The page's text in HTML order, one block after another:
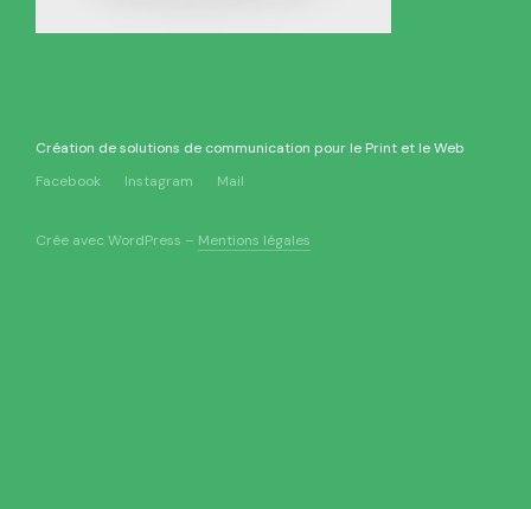
Création de solutions de communication pour le Print et le Web
Facebook
Instagram Mail
Crée avec WordPress – Mentions légales